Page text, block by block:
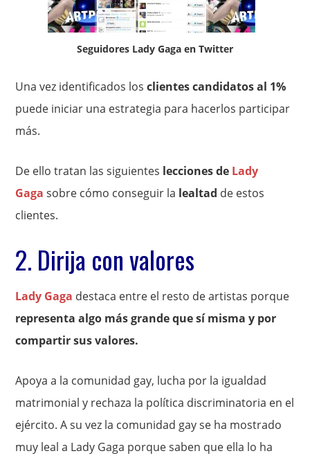
Seguidores Lady Gaga en Twitter
Una vez identificados losclientes candidatos al 1%
puede iniciar una estrategia para hacerlos participar
más.
De ello tratan las siguientes lecciones de Lady
Gaga sobre cómo conseguir la lealtad de estos
clientes.
2. Dirija con valores
Lady Gaga destaca entre el resto de artistas porque
representa algo más grande que sí misma y por
compartir sus valores.
Apoya a la comunidad gay, lucha por la igualdad
matrimonial y rechaza la política discriminatoria en el
ejército. A su vez la comunidad gay se ha mostrado
muy leal a Lady Gaga porque saben que ella lo ha